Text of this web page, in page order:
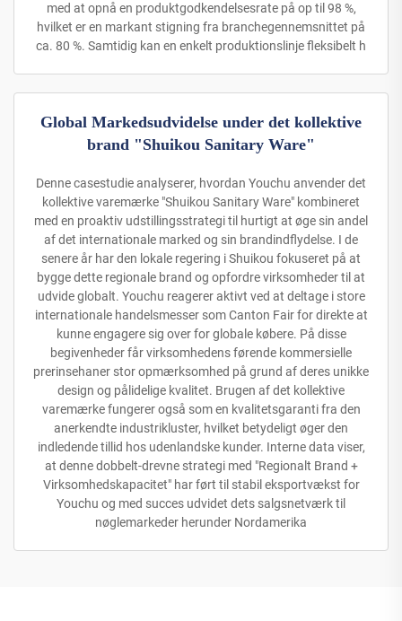
med at opnå en produktgodkendelsesrate på op til 98 %,
hvilket er en markant stigning fra branchegennemsnittet på
ca. 80 %. Samtidig kan en enkelt produktionslinje fleksibelt h
Global Markedsudvidelse under det kollektive
brand "Shuikou Sanitary Ware"
Denne casestudie analyserer, hvordan Youchu anvender det
kollektive varemærke "Shuikou Sanitary Ware" kombineret
med en proaktiv udstillingsstrategi til hurtigt at øge sin andel
af det internationale marked og sin brandindflydelse. I de
senere år har den lokale regering i Shuikou fokuseret på at
bygge dette regionale brand og opfordre virksomheder til at
udvide globalt. Youchu reagerer aktivt ved at deltage i store
internationale handelsmesser som Canton Fair for direkte at
kunne engagere sig over for globale købere. På disse
begivenheder får virksomhedens førende kommersielle
prerinsehaner stor opmærksomhed på grund af deres unikke
design og pålidelige kvalitet. Brugen af det kollektive
varemærke fungerer også som en kvalitetsgaranti fra den
anerkendte industrikluster, hvilket betydeligt øger den
indledende tillid hos udenlandske kunder. Interne data viser,
at denne dobbelt-drevne strategi med "Regionalt Brand +
Virksomhedskapacitet" har ført til stabil eksportvækst for
Youchu og med succes udvidet dets salgsnetværk til
nøglemarkeder herunder Nordamerika